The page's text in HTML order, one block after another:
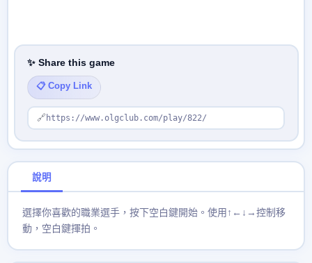
✨ Share this game
📋 Copy Link
🔗 https://www.olgclub.com/play/822/
說明
選擇你喜歡的職業選手，按下空白鍵開始。使用↑←↓→控制移
動，空白鍵揮拍。